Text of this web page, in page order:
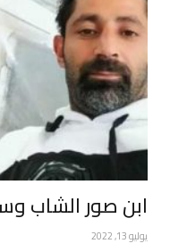
ابن صور الشاب
يوليو 13, 2022